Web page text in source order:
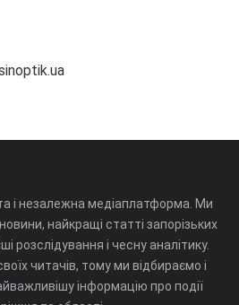
і незалежна медіаплатформа. Ми
найкращі статті запорізьких
розслідування і чесну аналітику.
читачів, тому ми відбираємо і
інформацію про події